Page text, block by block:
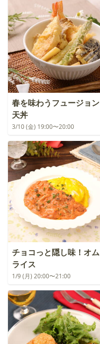
春を味わうフュージョン
天丼
3/10 (金) 19:00〜20:00
チョコっと隠し味！オム
ライス
1/9 (月) 20:00〜21:00